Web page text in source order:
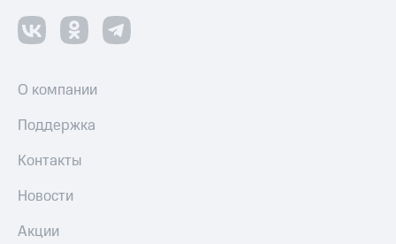
О компании
Поддержка
Контакты
Новости
Акции